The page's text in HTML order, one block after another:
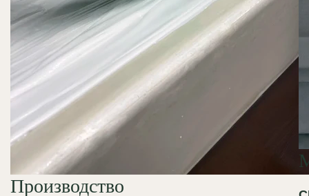
Производство